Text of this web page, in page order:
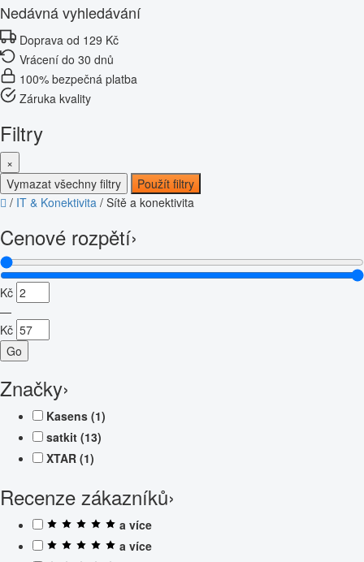
Nedávná vyhledávání
Doprava od 129 Kč
Vrácení do 30 dnů
100% bezpečná platba
Záruka kvality
Filtry
×
Vymazat všechny filtry
Použít filtry
/ IT & Konektivita / Sítě a konektivita
Cenové rozpětí›
Kč
—
Kč
Go
Značky›
Kasens (1)
satkit (13)
XTAR (1)
Recenze zákazníků›
a více
a více